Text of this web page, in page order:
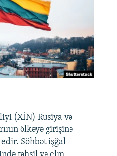
(XİN) Rusiya və
ölkəyə girişinə
Söhbət işğal